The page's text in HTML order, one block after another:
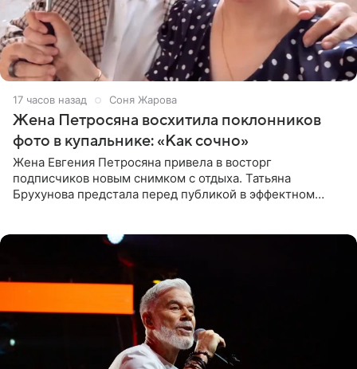
17 часов назад Соня Жарова
Жена Петросяна восхитила поклонников
фото в купальнике: «Как сочно»
Жена Евгения Петросяна привела в восторг
подписчиков новым снимком с отдыха. Татьяна
Брухунова предстала перед публикой в эффектном